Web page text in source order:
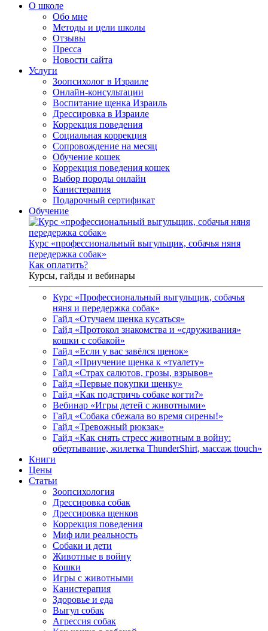
О школе
Обо мне
Методы и цели школы
Отзывы
Пресса
Новости сайта
Услуги
Зоопсихолог в Израиле
Онлайн-консультации
Воспитание щенка Израиль
Дрессировка в Израиле
Коррекция поведения
Социальная коррекция
Сопровождение на месяц
Обучение кошек
Коррекция поведения кошек
Выбор породы онлайн
Канистерапия
Подарочный сертификат
Обучение
Курс «профессиональный выгульщик, собачья няня
передержка собак»
Как оплатить?
Курсы, гайды и вебинары
Курс «Профессиональный выгульщик, собачья
няня и передержка собак»
Гайд «Отучаем щенка кусаться»
Гайд «Протокол знакомства и «сдруживания»
кошки с собакой»
Гайд «Если у вас завёлся щенок»
Гайд «Приучение щенка к «туалету»
Гайд «Страх салютов, грозы, взрывов»
Гайд «Первые покупки щенку»
Гайд «Как подстричь собаке когти?»
Вебинар «Игры детей с животными»
Гайд «Собака сбежала во время сирены!»
Гайд «Тревожный рюкзак»
Гайд «Как снять стресс животным в войну:
обертывание, жилетка ThunderShirt, массаж ttouch»
Книги
Цены
Статьи
Зоопсихология
Дрессировка собак
Дрессировка щенков
Коррекция поведения
Миф или реальность
Собаки и дети
Животные в войну
Кошки
Игры с животными
Канистерапия
Здоровье и еда
Выгул собак
Агрессия собак